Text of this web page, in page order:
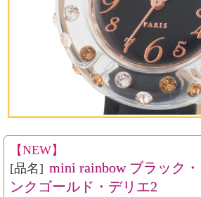
【NEW】
[品名] mini rainbow ブラック
ンクゴールド・デリエ2